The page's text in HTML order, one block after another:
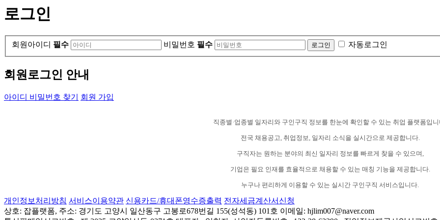
로그인
회원아이디 필수 비밀번호 필수 자동로그인
회원로그인 안내
아이디 비밀번호 찾기 회원 가입
직종별·업종별 일자리와 구인구직 정보를 한눈에 확인할 수 있는 취업 플랫폼입
전국 채용공고, 취업정보, 일자리 소식을 실시간으로 제공합니다.
구직자는 원하는 분야의 최신 일자리 정보를 빠르게 찾을 수 있으며,
기업은 필요 인재를 효율적으로 채용할 수 있는 매칭 기능을 제공합니다.
누구나 편리하게 이용할 수 있는 실시간 구인구직 서비스입니다.
개인정보처리방침 서비스이용약관 신용카드/휴대폰영수증출력 전자세금계산서신청
상호: 잡플랫폼, 주소: 경기도 고양시 일산동구 고봉로678번길 155(성석동) 101호 이메일: hjlim007@naver.com